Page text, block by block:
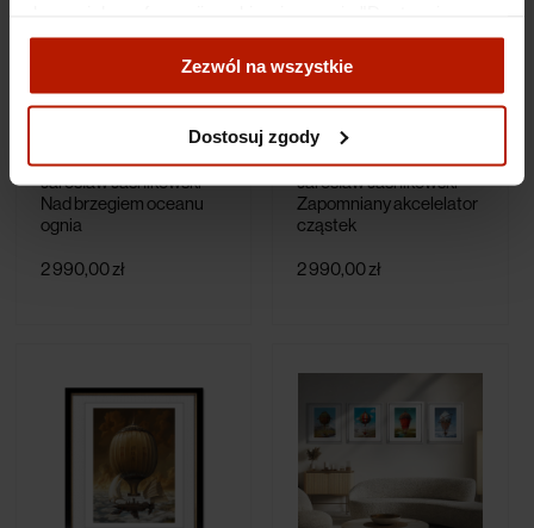
zgody".
Więcej o plikach cookies przeczytasz w naszej Polityce
Zezwól na wszystkie
Dostosuj zgody
Jarosław Jaśnikowski -
Nad brzegiem oceanu
ognia
2 990,00 zł
Jarosław Jaśnikowski -
Zapomniany akcelelator
cząstek
2 990,00 zł